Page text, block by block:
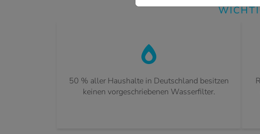
50 % aller Haushalte in Deutschland besitzen
keinen vorgeschriebenen Wasserfilter.